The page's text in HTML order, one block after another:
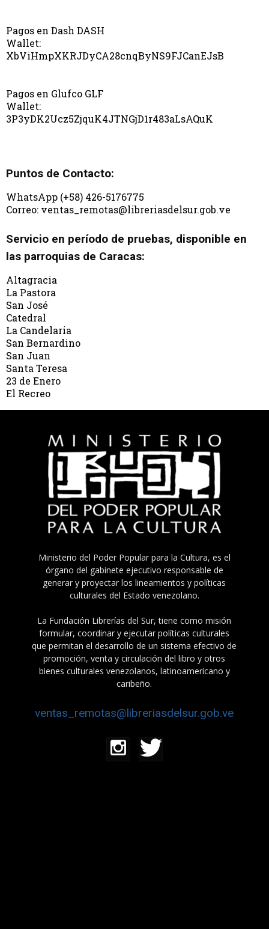
Pagos en Dash DASH
Wallet:
XbViHmpXKRJDyCA28cnqByNS9FJCanEJsB
Pagos en Glufco GLF
Wallet:
3P3yDK2Ucz5ZjquK4JTNGjD1r483aLsAQuK
Puntos de Contacto:
WhatsApp (+58) 426-5176775
Correo: ventas_remotas@libreriasdelsur.gob.ve
Servicio en período de pruebas, disponible en
las parroquias de Caracas:
Altagracia
La Pastora
San José
Catedral
La Candelaria
San Bernardino
San Juan
Santa Teresa
23 de Enero
El Recreo
Ministerio del Poder Popular para la Cultura, es el
órgano del gabinete ejecutivo responsable de
generar y proyectar los lineamientos y políticas
culturales del Estado venezolano.
La Fundación Librerías del Sur, tiene como misión
formular, coordinar y ejecutar políticas culturales
que permitan el desarrollo de un sistema efectivo de
promoción, venta y circulación del libro y otros
bienes culturales venezolanos, latinoamericano y
caribeño.
ventas_remotas@libreriasdelsur.gob.ve